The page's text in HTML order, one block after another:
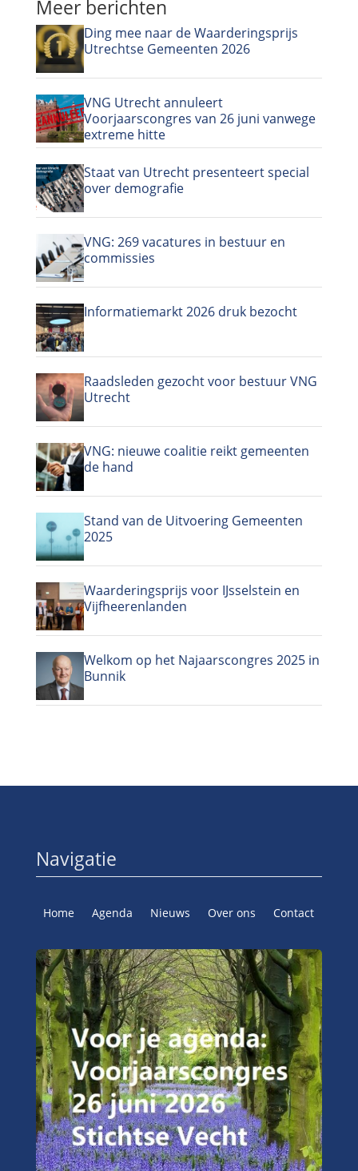
Meer berichten
Ding mee naar de Waarderingsprijs
Utrechtse Gemeenten 2026
VNG Utrecht annuleert
Voorjaarscongres van 26 juni vanwege
extreme hitte
Staat van Utrecht presenteert special
over demografie
VNG: 269 vacatures in bestuur en
commissies
Informatiemarkt 2026 druk bezocht
Raadsleden gezocht voor bestuur VNG
Utrecht
VNG: nieuwe coalitie reikt gemeenten
de hand
Stand van de Uitvoering Gemeenten
2025
Waarderingsprijs voor IJsselstein en
Vijfheerenlanden
Welkom op het Najaarscongres 2025 in
Bunnik
Navigatie
Home Agenda Nieuws Over ons Contact